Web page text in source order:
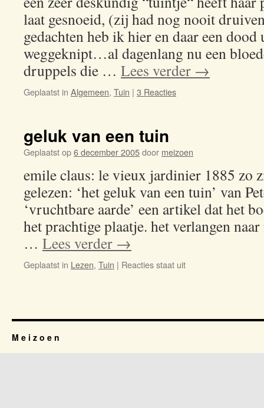
laat gesnoeid, (zij had nog nooit
gedachten heb ik hier en daar een
weggeknipt…al dagenlang nu een
druppels die … Lees verder →
Geplaatst in Algemeen, Tuin | 3 Reacties
geluk van een tuin
Geplaatst op6 december 2005door meizoen
emile claus: le vieux jardinier 1885 zo
gelezen: ‘het geluk van een tuin’ van
‘vruchtbare aarde’ een artikel dat het
het prachtige plaatje. het verlangen
… Lees verder →
Geplaatst in Lezen, Tuin | Reacties staat uit
M e i z o e n